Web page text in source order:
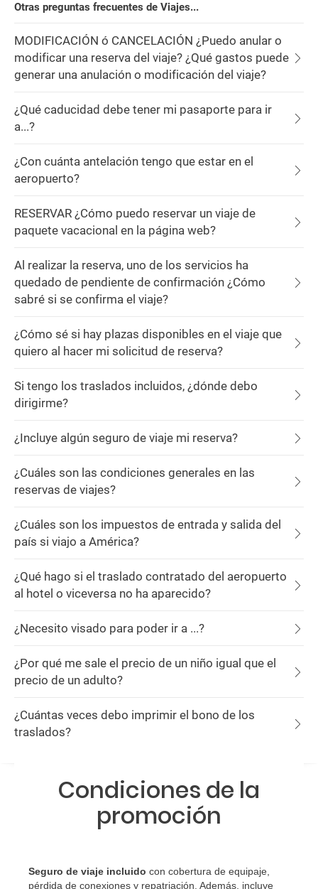
Otras preguntas frecuentes de Viajes...
MODIFICACIÓN ó CANCELACIÓN ¿Puedo anular o
modificar una reserva del viaje? ¿Qué gastos puede
generar una anulación o modificación del viaje?
¿Qué caducidad debe tener mi pasaporte para ir
a...?
¿Con cuánta antelación tengo que estar en el
aeropuerto?
RESERVAR ¿Cómo puedo reservar un viaje de
paquete vacacional en la página web?
Al realizar la reserva, uno de los servicios ha
quedado de pendiente de confirmación ¿Cómo
sabré si se confirma el viaje?
¿Cómo sé si hay plazas disponibles en el viaje que
quiero al hacer mi solicitud de reserva?
Si tengo los traslados incluidos, ¿dónde debo
dirigirme?
¿Incluye algún seguro de viaje mi reserva?
¿Cuáles son las condiciones generales en las
reservas de viajes?
¿Cuáles son los impuestos de entrada y salida del
país si viajo a América?
¿Qué hago si el traslado contratado del aeropuerto
al hotel o viceversa no ha aparecido?
¿Necesito visado para poder ir a ...?
¿Por qué me sale el precio de un niño igual que el
precio de un adulto?
¿Cuántas veces debo imprimir el bono de los
traslados?
Condiciones de la
promoción
Seguro de viaje incluido con cobertura de equipaje,
pérdida de conexiones y repatriación. Además, incluye